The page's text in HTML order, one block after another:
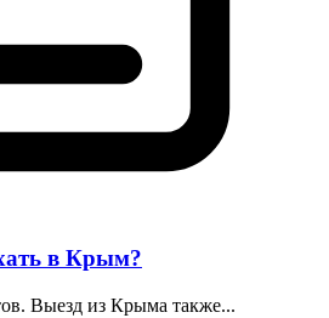
в Крым?
Выезд из Крыма также...